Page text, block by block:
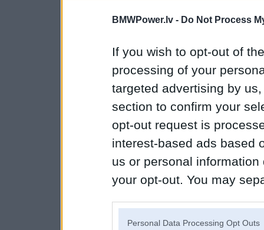
BMWPower.lv - Do Not Process
If you wish to opt-out of
processing of your
targeted advertising by
section to confirm your
opt-out request is
interest-based ads based
us or personal
your opt-out. You may
Personal Data Processing Opt Outs